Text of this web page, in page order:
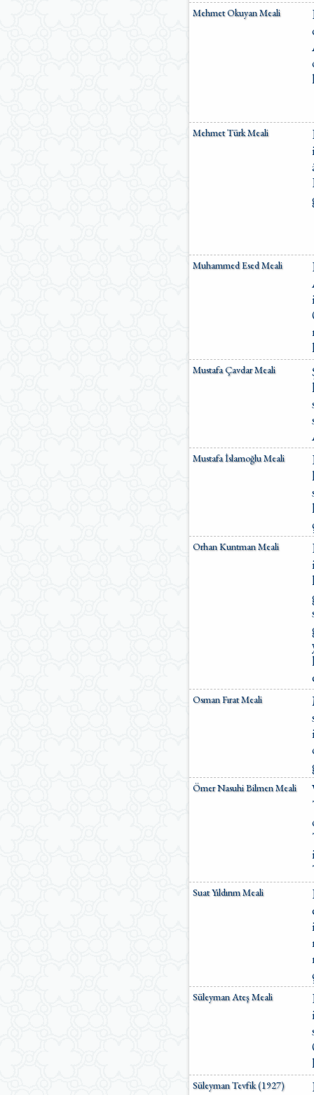
Mehmet Okuyan Meali
Mehmet Türk Meali
Muhammed Esed Meali
Mustafa Çavdar Meali
Mustafa İslamoğlu Meali
Orhan Kuntman Meali
Osman Fırat Meali
Ömer Nasuhi Bilmen Meali
Suat Yıldırım Meali
Süleyman Ateş Meali
Süleyman Tevfik (1927)